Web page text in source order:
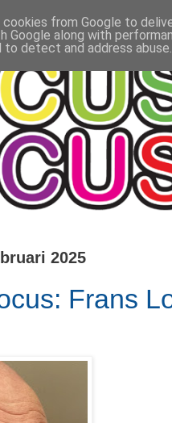
2025
Frans
from Google to
Google along with
detect and address abuse.